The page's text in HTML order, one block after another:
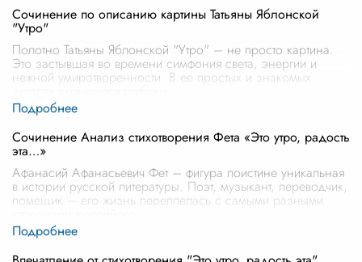
Сочинение по описанию картины Татьяны Яблонской
"Утро"
Полотно Татьяны Яблонской "Утро" – не просто картина.
Это застывшая во времени симфония света, энергии и
нежной умиротворенности. В ее простых и знакомых
Сочинение Анализ стихотворения Фета «Это утро, радость
эта…»
Афанасий Афанасьевич Фет – фигура поистине уникальная
в истории русской литературы. Поэт, музыкант, переводчик,
помещик – его жизнь переплелась с самыми разными